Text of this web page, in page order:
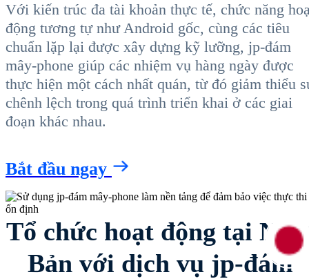
Với kiến trúc đa tài khoản thực tế, chức năng
động tương tự như Android gốc, cùng các tiêu
chuẩn lặp lại được xây dựng kỹ lưỡng, jp-đám
mây-phone giúp các nhiệm vụ hàng ngày được
thực hiện một cách nhất quán, từ đó giảm thiểu
chênh lệch trong quá trình triển khai ở các giai
đoạn khác nhau.
Bắt đầu ngay
Tổ chức hoạt động tại
Bản với dịch vụ jp-đám